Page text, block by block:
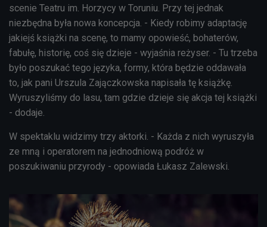
scenie Teatru im. Horzycy w Toruniu. Przy tej jednak
niezbędna była nowa koncepcja. - Kiedy robimy adaptację
jakiejś książki na scenę, to mamy opowieść, bohaterów,
fabułę, historię, coś się dzieje - wyjaśnia reżyser. - Tu trzeba
było poszukać tego języka, formy, która będzie oddawała
to, jak pani Urszula Zajączkowska napisała tę książkę.
Wyruszyliśmy do lasu, tam gdzie dzieje się akcja tej książki
- dodaje.
W spektaklu widzimy trzy aktorki. - Każda z nich wyruszyła
ze mną i operatorem na jednodniową podróż w
poszukiwaniu przyrody - opowiada Łukasz Zalewski.